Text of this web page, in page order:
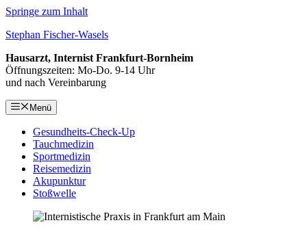
Springe zum Inhalt
Stephan Fischer-Wasels
Hausarzt, Internist Frankfurt-Bornheim
Öffnungszeiten: Mo-Do. 9-14 Uhr
und nach Vereinbarung
Menü
Gesundheits-Check-Up
Tauchmedizin
Sportmedizin
Reisemedizin
Akupunktur
Stoßwelle